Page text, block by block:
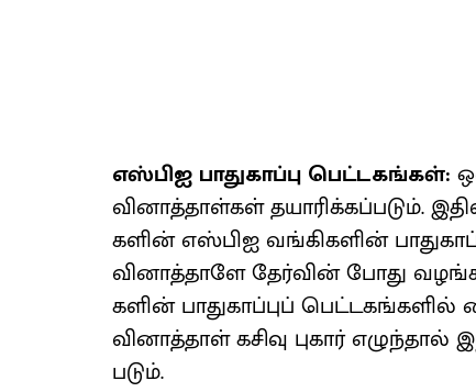
எஸ்​பிஐ பாது​காப்பு பெட்​டகங்​கள்:
வினாத்​தாள்​கள் தயாரிக்​கப்​படும்.
களின் எஸ்​பிஐ வங்​கி​களின்
வினாத்​தாளே தேர்​வின் போது
களின் பாது​காப்​புப்
வினாத்​தாள் கசிவு புகார்
படும்.